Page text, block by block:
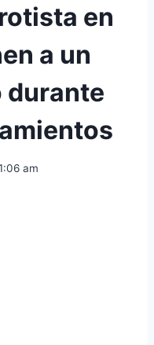
en
a un
durante
am